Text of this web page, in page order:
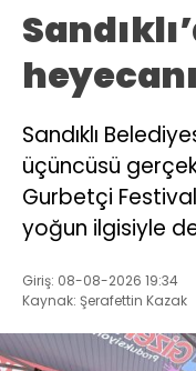
Sandıklı
üçüncüsü
Gurbetçi
yoğun ilgisiyle
Giriş: 08-08-2026 19:34
Kaynak: Şerafettin Kazak